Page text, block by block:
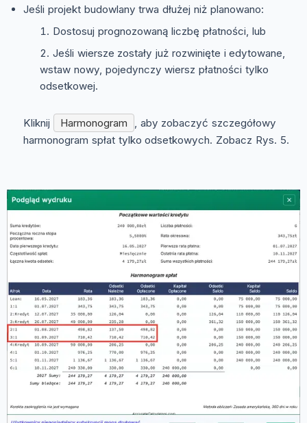
Jeśli projekt budowlany trwa dłużej niż planowano:
Dostosuj prognozowaną liczbę płatności, lub
Jeśli wiersze zostały już rozwinięte i edytowane,
wstaw nowy, pojedynczy wiersz płatności tylko
odsetkowej.
Kliknij Harmonogram
, aby zobaczyć szczegółowy
harmonogram spłat tylko odsetkowych. Zobacz Rys. 5.